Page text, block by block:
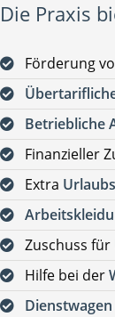
Die Praxis
Förderung
Betriebliche
Finanzieller
Extra
Zuschuss für
Hilfe bei der
Dienstwagen